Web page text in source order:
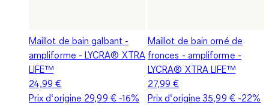
Maillot de bain galbant -
ampliforme - LYCRA® XTRA
LIFE™
24,99 €
Prix d‘origine 29,99 €-16%
Maillot de bain orné de
fronces - ampliforme -
LYCRA® XTRA LIFE™
27,99 €
Prix d‘origine35,99 €-22%